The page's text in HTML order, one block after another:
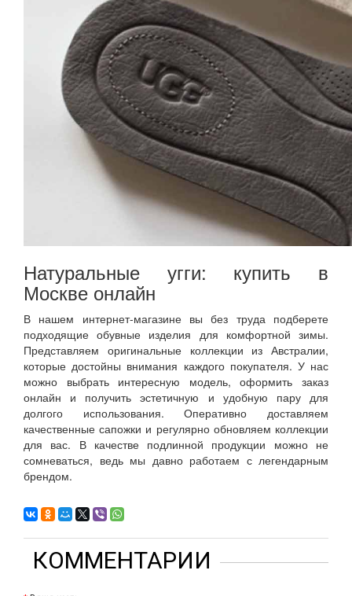
Натуральные угги: купить в
Москве онлайн
В нашем интернет-магазине вы без труда подберете
подходящие обувные изделия для комфортной зимы.
Представляем оригинальные коллекции из Австралии,
которые достойны внимания каждого покупателя. У нас
можно выбрать интересную модель, оформить заказ
онлайн и получить эстетичную и удобную пару для
долгого использования. Оперативно доставляем
качественные сапожки и регулярно обновляем коллекции
для вас. В качестве подлинной продукции можно не
сомневаться, ведь мы давно работаем с легендарным
брендом.
КОММЕНТАРИИ